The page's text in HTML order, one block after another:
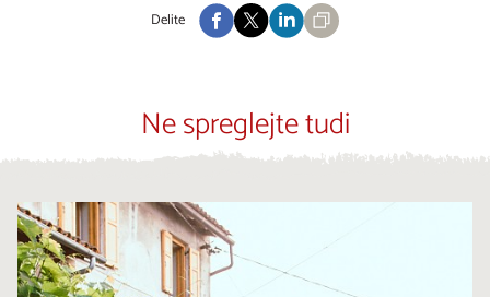
Delite
Ne spreglejte tudi